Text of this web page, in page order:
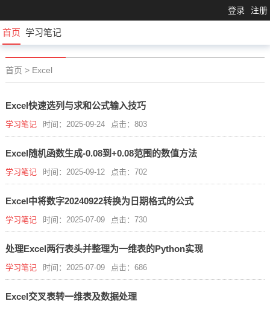
登录 注册
首页 学习笔记
首页 > Excel
Excel快速选列与求和公式输入技巧
学习笔记 时间：2025-09-24 点击：803
Excel随机函数生成-0.08到+0.08范围的数值方法
学习笔记 时间：2025-09-12 点击：702
Excel中将数字20240922转换为日期格式的公式
学习笔记 时间：2025-07-09 点击：730
处理Excel两行表头并整理为一维表的Python实现
学习笔记 时间：2025-07-09 点击：686
Excel交叉表转一维表及数据处理